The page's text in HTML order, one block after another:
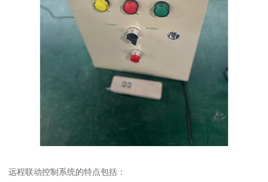
远程联动控制系统的特点包括：